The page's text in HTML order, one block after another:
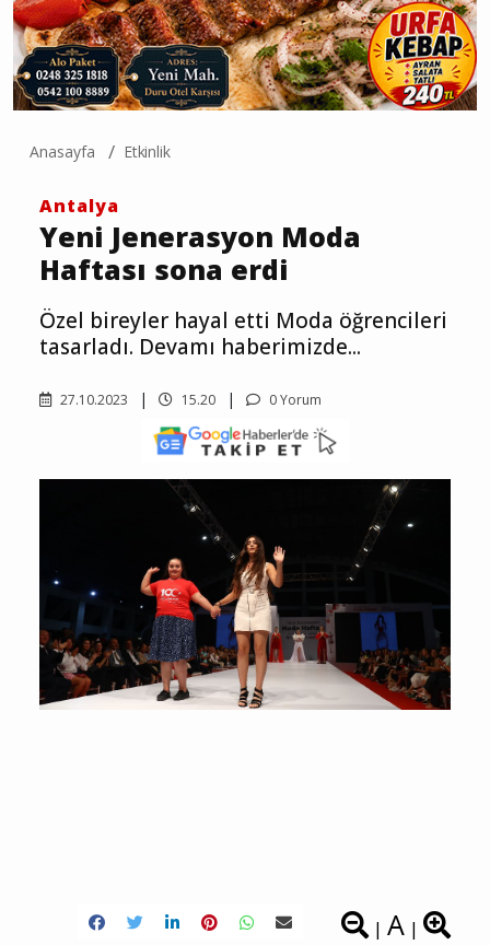
Anasayfa Etkinlik
Antalya
Yeni Jenerasyon Moda
Haftası sona erdi
Özel bireyler hayal etti Moda öğrencileri
tasarladı. Devamı haberimizde...
27.10.2023 15.20 0 Yorum
| A |